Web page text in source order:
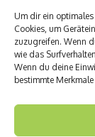
Um dir ein
Cookies, um
zuzugreifen. Wenn
wie das
Wenn du deine
bestimmte
50 Best
bedeutendste ...